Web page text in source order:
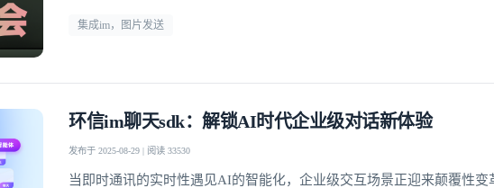
集成im，图片发送
环信im聊天sdk：解锁AI时代企业级对话新体验
发布于 2025-08-29 | 阅读 33530
当即时通讯的实时性遇见AI的智能化，企业级交互场景正迎来颠覆性变